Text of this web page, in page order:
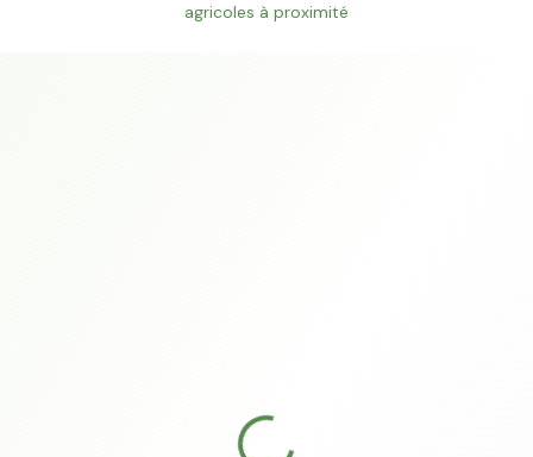
agricoles à proximité